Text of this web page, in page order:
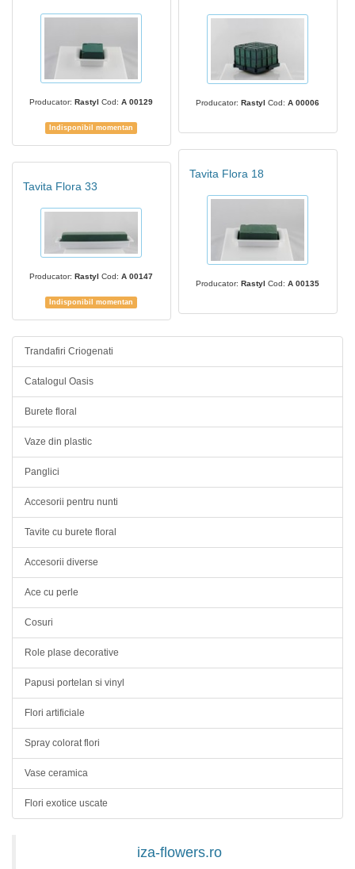
Producator: Rastyl Cod: A 00006
Producator: Rastyl Cod: A 00129
Indisponibil momentan
Tavita Flora 18
Producator: Rastyl Cod: A 00135
Tavita Flora 33
Producator: Rastyl Cod: A 00147
Indisponibil momentan
Trandafiri Criogenati
Catalogul Oasis
Burete floral
Vaze din plastic
Panglici
Accesorii pentru nunti
Tavite cu burete floral
Accesorii diverse
Ace cu perle
Cosuri
Role plase decorative
Papusi portelan si vinyl
Flori artificiale
Spray colorat flori
Vase ceramica
Flori exotice uscate
iza-flowers.ro